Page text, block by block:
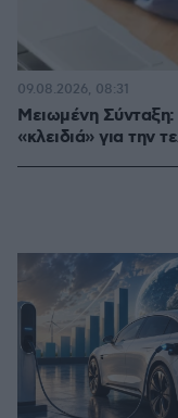
Μειωμένη
«κλειδιά» για την
09.08.2026, 08:31